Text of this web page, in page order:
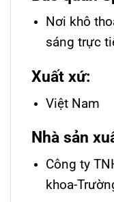
Nơi khô
sáng trực
Xuất xứ:
Việt Nam
Nhà sản
Công ty
khoa-